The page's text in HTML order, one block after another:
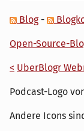
Blog-
Open-Source-
< UberBlogr
Podcast-Logo
Andere Icons